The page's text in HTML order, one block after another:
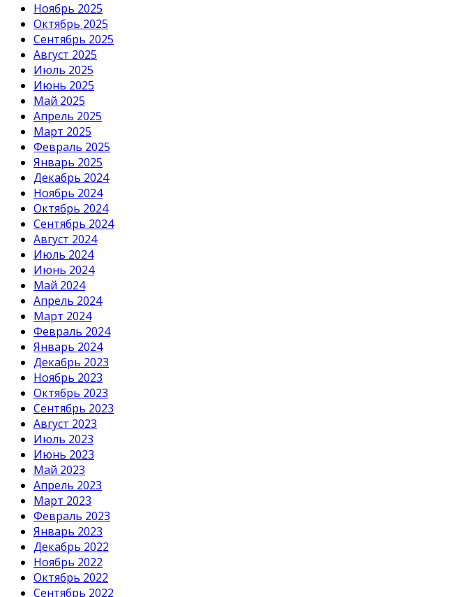
Ноябрь 2025
Октябрь 2025
Сентябрь 2025
Август 2025
Июль 2025
Июнь 2025
Май 2025
Апрель 2025
Март 2025
Февраль 2025
Январь 2025
Декабрь 2024
Ноябрь 2024
Октябрь 2024
Сентябрь 2024
Август 2024
Июль 2024
Июнь 2024
Май 2024
Апрель 2024
Март 2024
Февраль 2024
Январь 2024
Декабрь 2023
Ноябрь 2023
Октябрь 2023
Сентябрь 2023
Август 2023
Июль 2023
Июнь 2023
Май 2023
Апрель 2023
Март 2023
Февраль 2023
Январь 2023
Декабрь 2022
Ноябрь 2022
Октябрь 2022
Сентябрь 2022